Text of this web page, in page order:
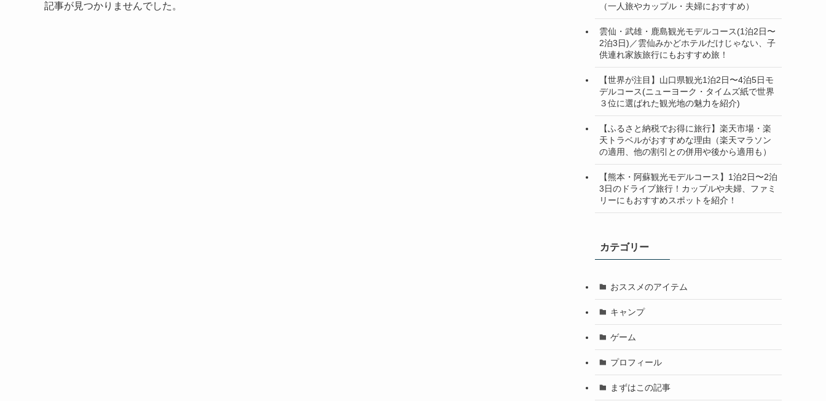
記事が見つかりませんでした。
（一人旅やカップル・夫婦におすすめ）
雲仙・武雄・鹿島観光モデルコース(1泊2日〜
2泊3日)／雲仙みかどホテルだけじゃない、子
供連れ家族旅行にもおすすめ旅！
【世界が注目】山口県観光1泊2日〜4泊5日モ
デルコース(ニューヨーク・タイムズ紙で世界
３位に選ばれた観光地の魅力を紹介)
【ふるさと納税でお得に旅行】楽天市場・楽
天トラベルがおすすめな理由（楽天マラソン
の適用、他の割引との併用や後から適用も）
【熊本・阿蘇観光モデルコース】1泊2日〜2泊
3日のドライブ旅行！カップルや夫婦、ファミ
リーにもおすすめスポットを紹介！
カテゴリー
おススメのアイテム
キャンプ
ゲーム
プロフィール
まずはこの記事